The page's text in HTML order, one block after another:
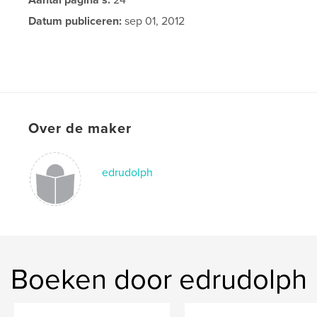
Datum publiceren: sep 01, 2012
Over de maker
edrudolph
Boeken door edrudolph